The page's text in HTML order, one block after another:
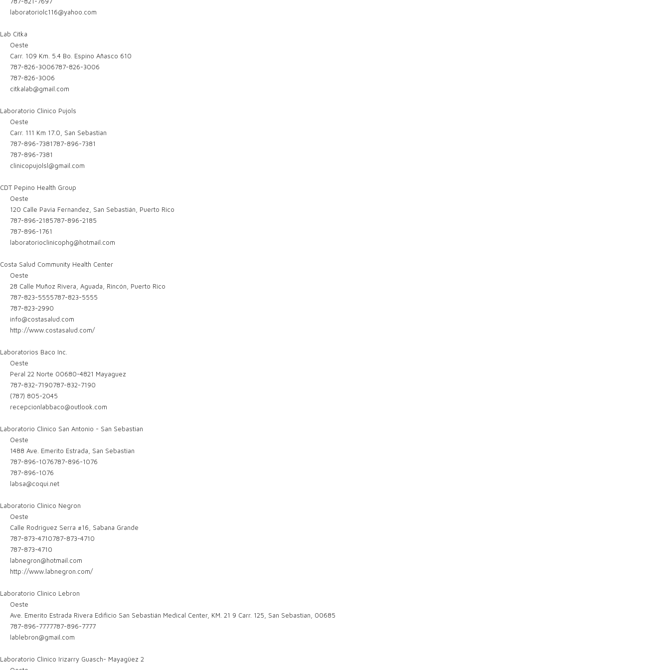
laboratoriolc116@yahoo.com
Lab Citka
Oeste
Carr. 109 Km. 5.4 Bo. Espino Añasco 610
787-826-3006787-826-3006
787-826-3006
citkalab@gmail.com
Laboratorio Clinico Pujols
Oeste
Carr. 111 Km 17.0, San Sebastian
787-896-7381787-896-7381
787-896-7381
clinicopujolsl@gmail.com
CDT Pepino Health Group
Oeste
120 Calle Pavia Fernandez, San Sebastián, Puerto Rico
787-896-2185787-896-2185
787-896-1761
laboratorioclinicophg@hotmail.com
Costa Salud Community Health Center
Oeste
28 Calle Muñoz Rivera, Aguada, Rincón, Puerto Rico
787-823-5555787-823-5555
787-823-2990
info@costasalud.com
http://www.costasalud.com/
Laboratorios Baco Inc.
Oeste
Peral 22 Norte 00680-4821 Mayaguez
787-832-7190787-832-7190
(787) 805-2045
recepcionlabbaco@outlook.com
Laboratorio Clinico San Antonio - San Sebastian
Oeste
1488 Ave. Emerito Estrada, San Sebastian
787-896-1076787-896-1076
787-896-1076
labsa@coqui.net
Laboratorio Clinico Negron
Oeste
Calle Rodriguez Serra #16, Sabana Grande
787-873-4710787-873-4710
787-873-4710
labnegron@hotmail.com
http://www.labnegron.com/
Laboratorio Clinico Lebron
Oeste
Ave. Emerito Estrada Rivera Edificio San Sebastián Medical Center, KM. 21 9 Carr. 125, San Sebastian, 00685
787-896-7777787-896-7777
lablebron@gmail.com
Laboratorio Clinico Irizarry Guasch- Mayagüez 2